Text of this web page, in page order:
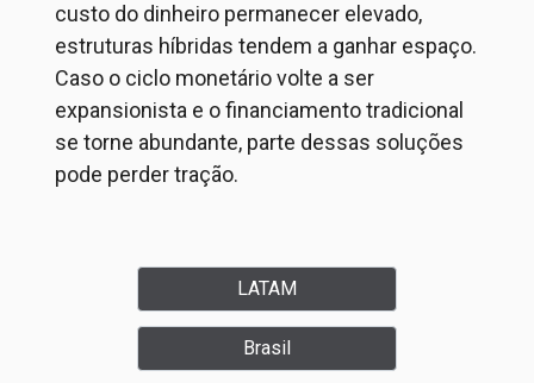
custo do dinheiro permanecer elevado,
estruturas híbridas tendem a ganhar espaço.
Caso o ciclo monetáriovolte a ser
expansionista e o financiamento tradicional
se torne abundante, parte dessas soluções
pode perder tração.
LATAM
Brasil